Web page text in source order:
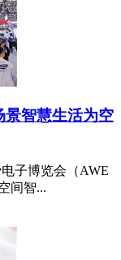
景智慧生活为空
子博览会（AWE
间智...